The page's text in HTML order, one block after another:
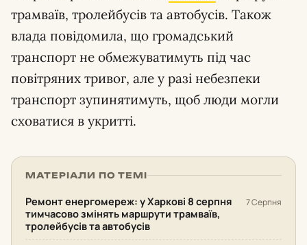
трамваїв, тролейбусів та автобусів. Також
влада повідомила, що громадський
транспорт не обмежуватимуть під час
повітряних тривог, але у разі небезпеки
транспорт зупинятимуть, щоб люди могли
сховатися в укритті.
МАТЕРІАЛИ ПО ТЕМІ
Ремонт енергомереж: у Харкові 8 серпня
тимчасово змінять маршрути трамваїв,
тролейбусів та автобусів
7 Серпня